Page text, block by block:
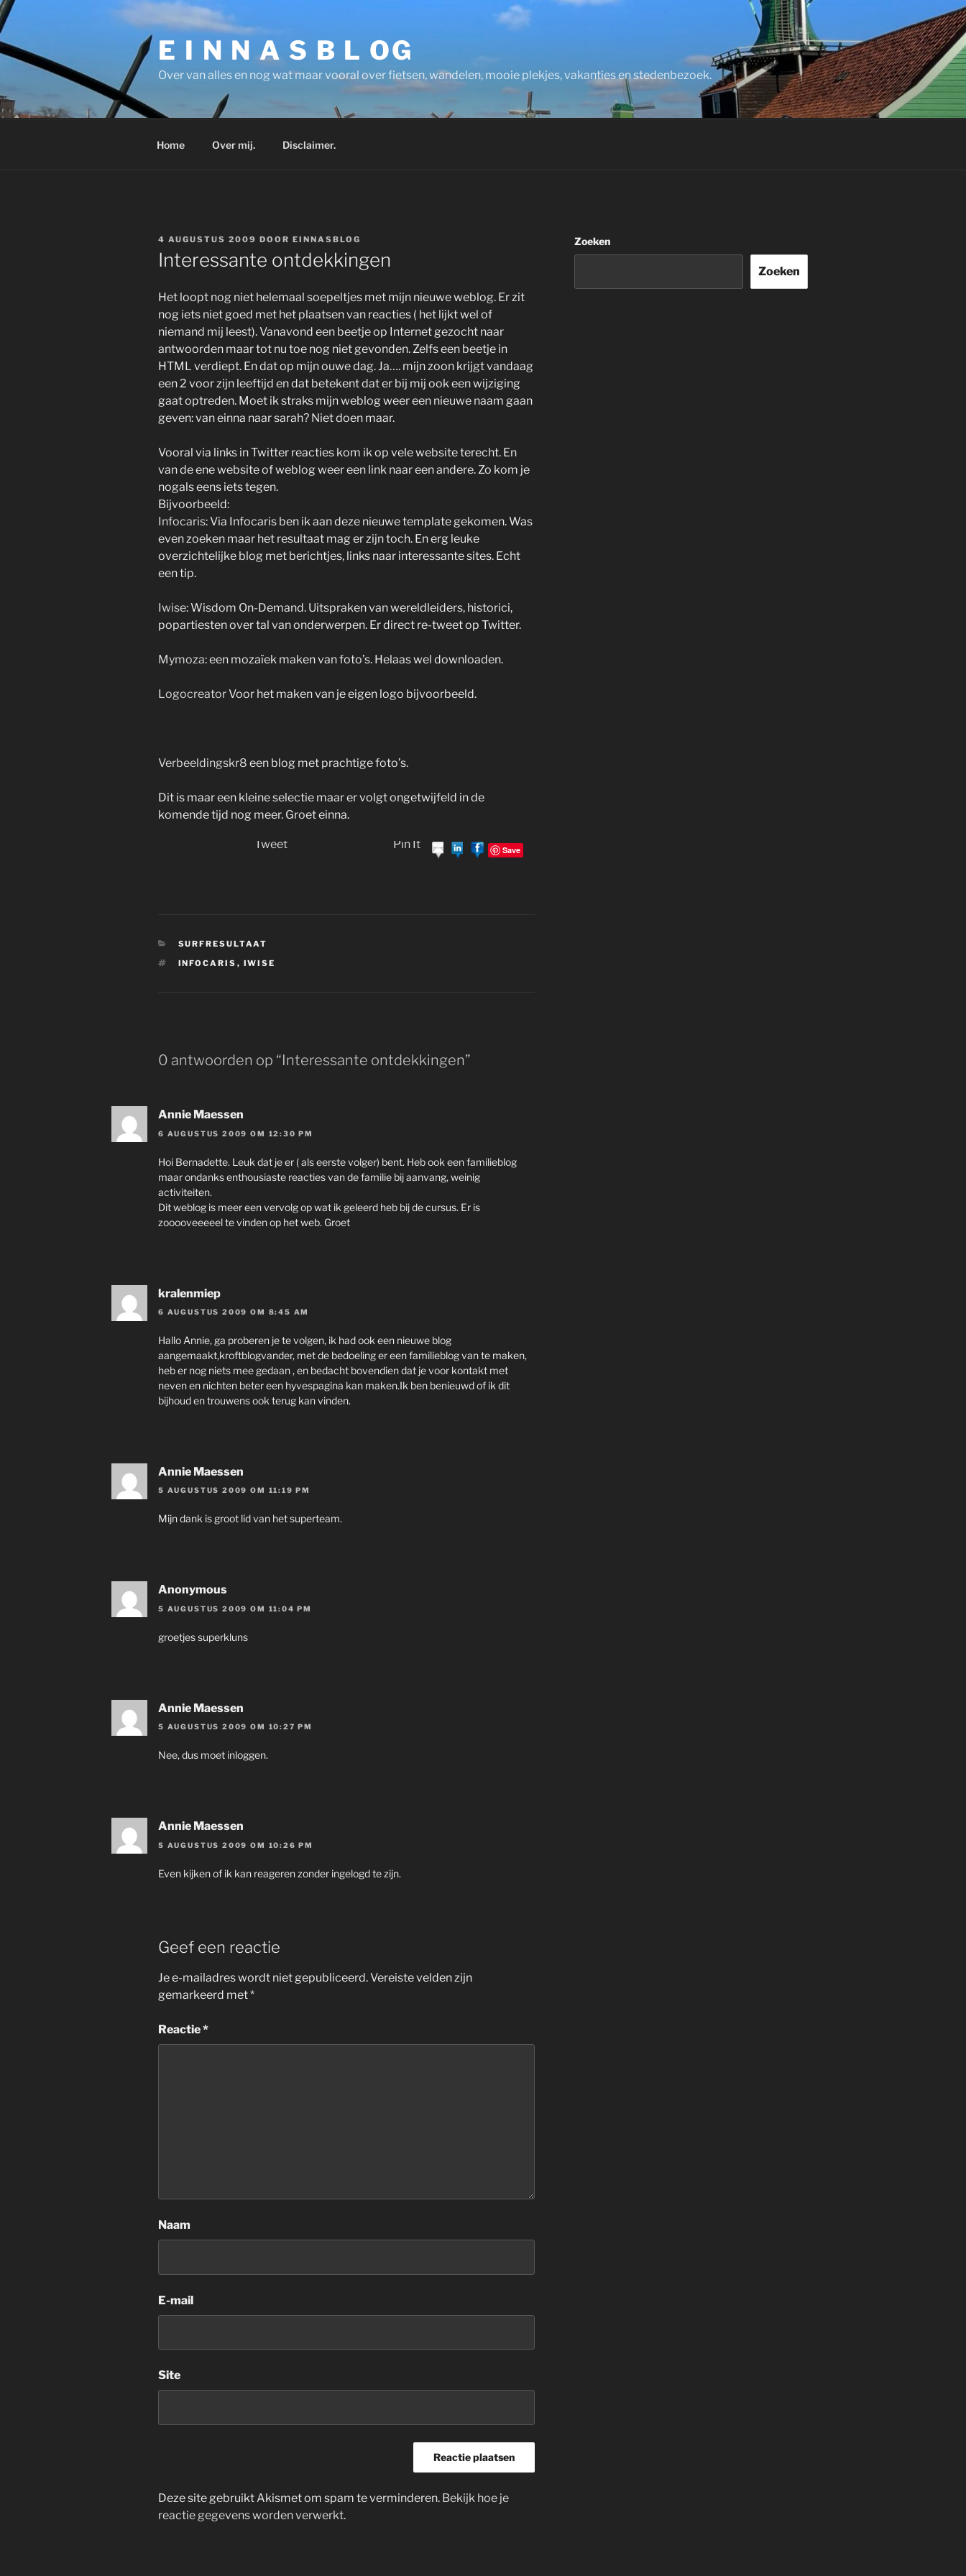
Ga
naar
de
inhoud
E I N N A S B L OG
Over van alles en nog wat maar vooral over fietsen, wandelen, mooie plekjes, vakanties en stedenbezoek.
Home Over mij. Disclaimer.
GEPLAATST
OP
4 AUGUSTUS 2009 DOOR EINNASBLOG
Interessante ontdekkingen
Het loopt nog niet helemaal soepeltjes met mijn nieuwe weblog. Er zit
nog iets niet goed met het plaatsen van reacties ( het lijkt wel of
niemand mij leest). Vanavond een beetje op Internet gezocht naar
antwoorden maar tot nu toe nog niet gevonden. Zelfs een beetje in
HTML verdiept. En dat op mijn ouwe dag. Ja…. mijn zoon krijgt vandaag
een 2 voor zijn leeftijd en dat betekent dat er bij mij ook een wijziging
gaat optreden. Moet ik straks mijn weblog weer een nieuwe naam gaan
geven: van einna naar sarah? Niet doen maar.
Vooral via links in Twitter reacties kom ik op vele website terecht. En
van de ene website of weblog weer een link naar een andere. Zo kom je
nogals eens iets tegen.
Bijvoorbeeld:
Infocaris: Via Infocaris ben ik aan deze nieuwe template gekomen. Was
even zoeken maar het resultaat mag er zijn toch. En erg leuke
overzichtelijke blog met berichtjes, links naar interessante sites. Echt
een tip.
Iwise: Wisdom On-Demand. Uitspraken van wereldleiders, historici,
popartiesten over tal van onderwerpen. Er direct re-tweet op Twitter.
Mymoza: een mozaïek maken van foto’s. Helaas wel downloaden.
LogocreatorVoor het maken van je eigen logo bijvoorbeeld.
Verbeeldingskr8 een blog met prachtige foto’s.
Dit is maar een kleine selectie maar er volgt ongetwijfeld in de
komende tijd nog meer. Groet einna.
Tweet Pin It Save
CATEGORIEËN
SURFRESULTAAT
TAGS
INFOCARIS , IWISE
0 antwoorden op “Interessante ontdekkingen”
Annie Maessen
6 AUGUSTUS 2009 OM 12:30 PM
Hoi Bernadette. Leuk dat je er ( als eerste volger) bent. Heb ook een familieblog
maar ondanks enthousiaste reacties van de familie bij aanvang, weinig
activiteiten.
Dit weblog is meer een vervolg op wat ik geleerd heb bij de cursus. Er is
zooooveeeeel te vinden op het web. Groet
kralenmiep
6 AUGUSTUS 2009 OM 8:45 AM
Hallo Annie, ga proberen je te volgen, ik had ook een nieuwe blog
aangemaakt,kroftblogvander, met de bedoeling er een familieblog van te maken,
heb er nog niets mee gedaan , en bedacht bovendien dat je voor kontakt met
neven en nichten beter een hyvespagina kan maken.Ik ben benieuwd of ik dit
bijhoud en trouwens ook terug kan vinden.
Annie Maessen
5 AUGUSTUS 2009 OM 11:19 PM
Mijn dank is groot lid van het superteam.
Anonymous
5 AUGUSTUS 2009 OM 11:04 PM
groetjes superkluns
Annie Maessen
5 AUGUSTUS 2009 OM 10:27 PM
Nee, dus moet inloggen.
Annie Maessen
5 AUGUSTUS 2009 OM 10:26 PM
Even kijken of ik kan reageren zonder ingelogd te zijn.
Geef een reactie
Je e-mailadres wordt niet gepubliceerd.Vereiste velden zijn
gemarkeerd met*
Reactie*
Naam
E-mail
Site
Deze site gebruikt Akismet om spam te verminderen. Bekijk hoe je
reactie gegevens worden verwerkt.
Zoeken
Zoeken